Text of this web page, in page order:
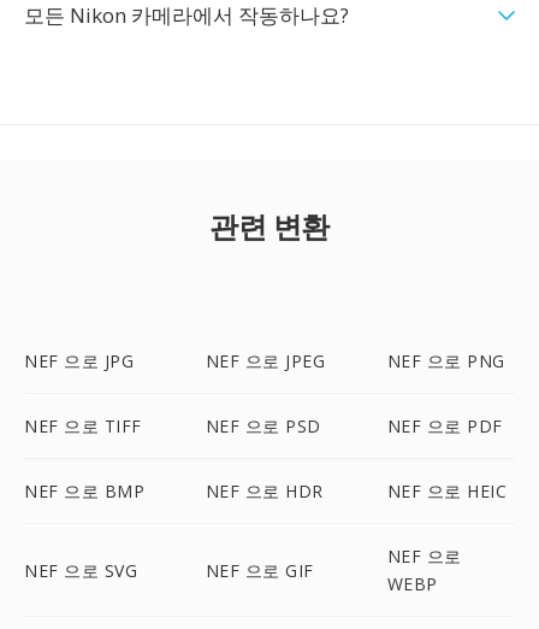
모든 Nikon 카메라에서 작동하나요?
관련 변환
NEF 으로 JPG NEF 으로 JPEG NEF 으로 PNG
NEF 으로 TIFF NEF 으로 PSD NEF 으로 PDF
NEF 으로 BMP NEF 으로 HDR NEF 으로 HEIC
NEF 으로 SVG NEF 으로 GIF
NEF 으로
WEBP